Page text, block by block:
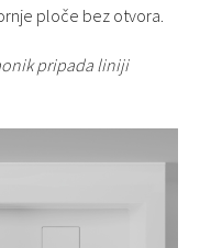
ploče bez otvora.
pripada liniji